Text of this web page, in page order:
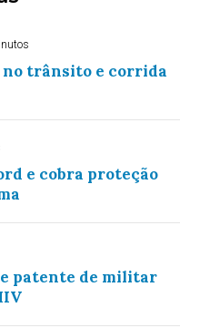
no trânsito e corrida
e cobra proteção
patente de militar